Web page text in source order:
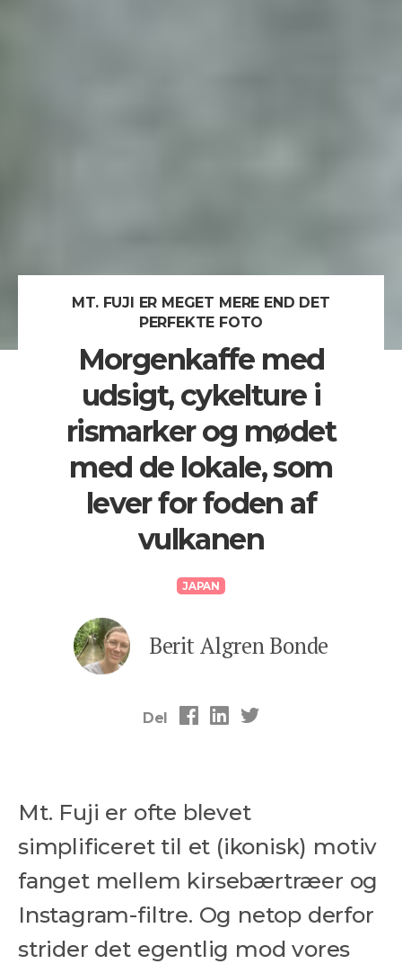
MT. FUJI ER MEGET MERE END DET
PERFEKTE FOTO
Morgenkaffe med
udsigt, cykelture i
rismarker og mødet
med de lokale, som
lever for foden af
vulkanen
JAPAN
Berit Algren Bonde
Del
Mt. Fuji er ofte blevet
simplificeret til et (ikonisk) motiv
fanget mellem kirsebærtræer og
Instagram-filtre. Og netop derfor
strider det egentlig mod vores